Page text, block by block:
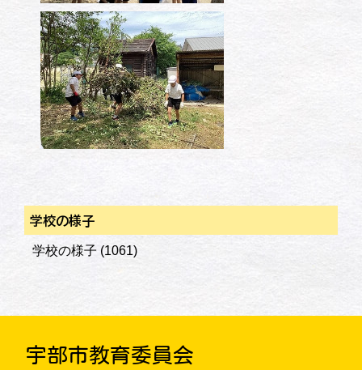
学校の様子
学校の様子 (1061)
宇部市教育委員会